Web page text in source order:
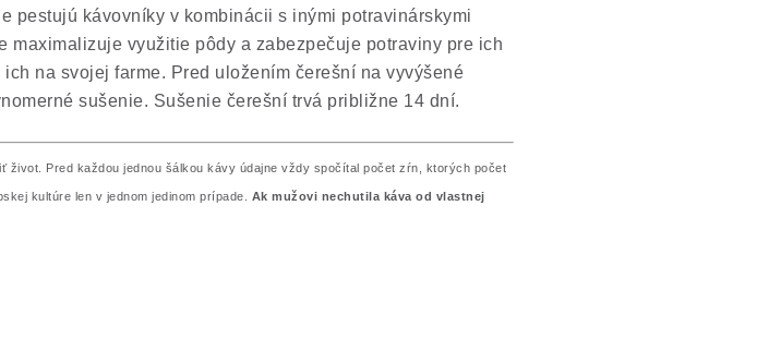
pestujú kávovníky v kombinácii s inými potravinárskymi
využitie pôdy a zabezpečuje potraviny pre ich
na svojej farme. Pred uložením čerešní na vyvýšené
sušenie. Sušenie čerešní trvá približne 14 dní.
život. Pred každou jednou šálkou kávy údajne vždy spočítal počet zŕn, ktorých počet
kultúre len v jednom jedinom prípade. Ak mužovi nechutila káva od vlastnej